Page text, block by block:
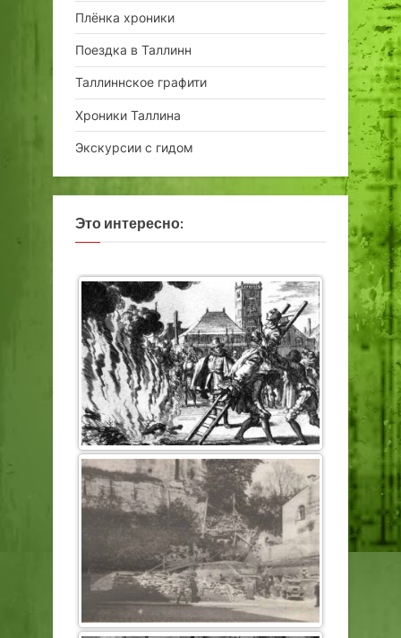
Плёнка хроники
Поездка в Таллинн
Таллиннское графити
Хроники Таллина
Экскурсии с гидом
Это интересно: